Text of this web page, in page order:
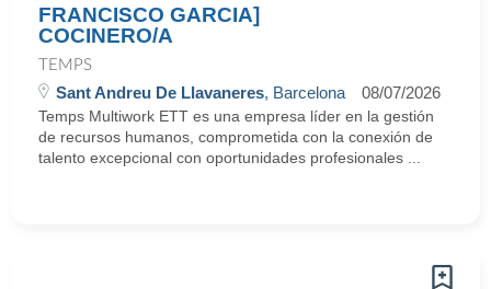
FRANCISCO GARCIA]
COCINERO/A
TEMPS
Sant Andreu De Llavaneres, Barcelona 08/07/2026
Temps Multiwork ETT es una empresa líder en la gestión
de recursos humanos, comprometida con la conexión de
talento excepcional con oportunidades profesionales ...